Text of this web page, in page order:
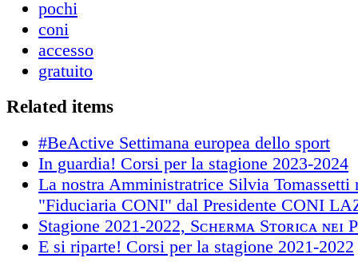
pochi
coni
accesso
gratuito
Related items
#BeActive Settimana europea dello sport
In guardia! Corsi per la stagione 2023-2024
La nostra Amministratrice Silvia Tomassetti
"Fiduciaria CONI" dal Presidente CONI
Stagione 2021-2022, Sᴄʜᴇʀᴍᴀ Sᴛᴏʀɪᴄᴀ ɴᴇɪ
E si riparte! Corsi per la stagione 2021-2022